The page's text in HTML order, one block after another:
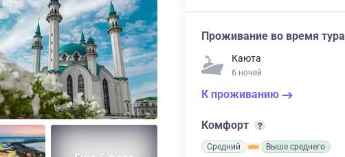
Проживание во время тура
Каюта
6 ночей
К проживанию
Комфорт
Средний Выше среднего